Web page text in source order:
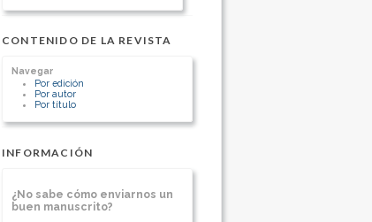
CONTENIDO DE LA REVISTA
Navegar
Por edición
Por autor
Por título
INFORMACIÓN
¿No sabe cómo enviarnos un
buen manuscrito?